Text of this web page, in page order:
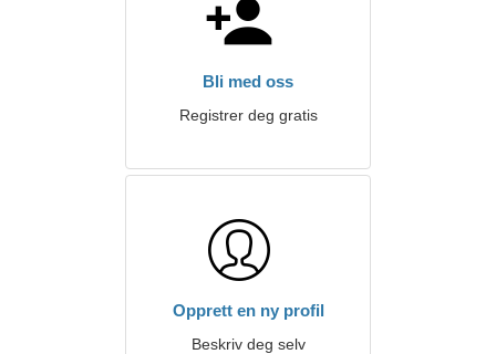
Bli med oss
Registrer deg gratis
Opprett en ny profil
Beskriv deg selv